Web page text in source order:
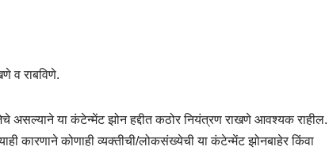
व राबविणे.
असल्याने या कंटेन्मेंट झोन हद्दीत कठोर नियंत्रण राखणे आवश्यक राहील.
कारणाने कोणाही व्यक्तीची/लोकसंख्येची या कंटेन्मेंट झोनबाहेर किंवा